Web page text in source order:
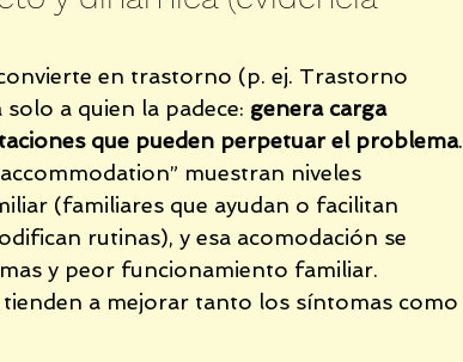
en trastorno (p. ej. Trastorno
a quien la padece: genera carga
que pueden perpetuar el problema.
muestran niveles
(familiares que ayudan o facilitan
rutinas), y esa acomodación se
y peor funcionamiento familiar.
a mejorar tanto los síntomas como